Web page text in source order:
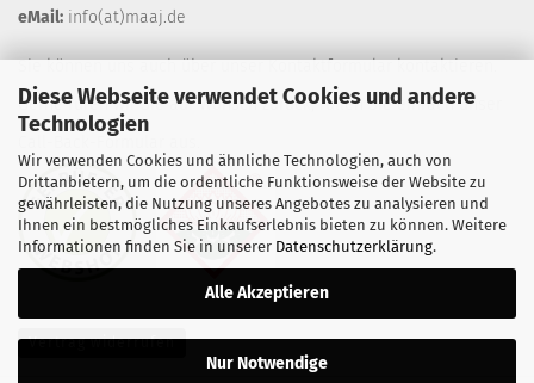
Diese Webseite verwendet Cookies und andere
Technologien
Wir verwenden Cookies und ähnliche Technologien, auch von
Drittanbietern, um die ordentliche Funktionsweise der Website zu
gewährleisten, die Nutzung unseres Angebotes zu analysieren und
Ihnen ein bestmögliches Einkaufserlebnis bieten zu können. Weitere
Informationen finden Sie in unserer Datenschutzerklärung.
Alle Akzeptieren
Nur Notwendige
eMail: info(at)maaj.de
Sie können uns auch über unserKontaktformularkontaktieren.
Gerne rufen wir Sie auf Wunsch zurück, füllen Sie einfach unser
Call-Back-Formular
Vertrag widerrufen